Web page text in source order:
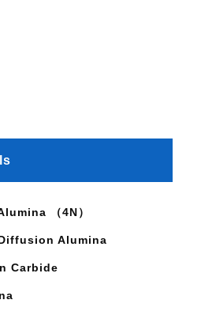
（4N）
Alumina
Carbide